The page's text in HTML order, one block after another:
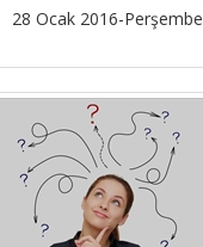
28 Ocak 2016-Perşembe